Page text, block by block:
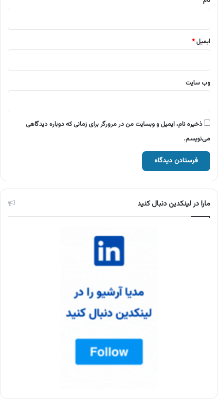
ایمیل*
وب‌ سایت
ذخیره نام، ایمیل و وبسایت من در مرورگر برای زمانی که دوباره دیدگاهی
می‌نویسم.
مارا در لینکدین دنبال کنید